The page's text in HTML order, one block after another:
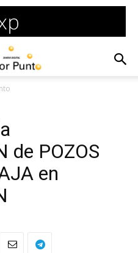
de POZOS
en